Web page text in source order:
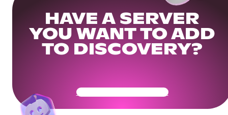
HAVE A SERVER
YOU WANT TO ADD
TO DISCOVERY?
Get Your Community Ready